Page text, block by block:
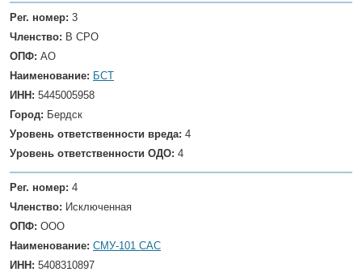
Рег. номер: 3
Членство: В СРО
ОПФ: АО
Наименование: БСТ
ИНН: 5445005958
Город: Бердск
Уровень ответственности вреда: 4
Уровень ответственности ОДО: 4
Рег. номер: 4
Членство: Исключенная
ОПФ: ООО
Наименование: СМУ-101 САС
ИНН: 5408310897